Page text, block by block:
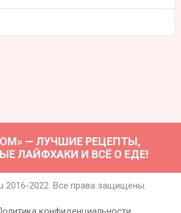
— ЛУЧШИЕ РЕЦЕПТЫ,
ЛАЙФХАКИ И ВСЁ О ЕДЕ!
2016-2022. Все права защищены.